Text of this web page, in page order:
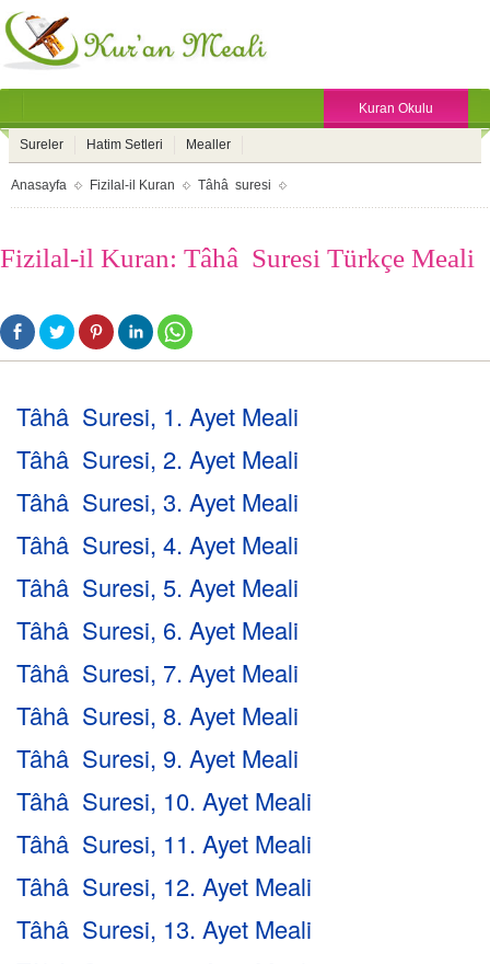
Kuran Okulu
Sureler Hatim Setleri Mealler
Anasayfa Fizilal-il Kuran Tâhâ suresi
Fizilal-il Kuran: Tâhâ Suresi Türkçe Meali
Tâhâ Suresi, 1. Ayet Meali
Tâhâ Suresi, 2. Ayet Meali
Tâhâ Suresi, 3. Ayet Meali
Tâhâ Suresi, 4. Ayet Meali
Tâhâ Suresi, 5. Ayet Meali
Tâhâ Suresi, 6. Ayet Meali
Tâhâ Suresi, 7. Ayet Meali
Tâhâ Suresi, 8. Ayet Meali
Tâhâ Suresi, 9. Ayet Meali
Tâhâ Suresi, 10. Ayet Meali
Tâhâ Suresi, 11. Ayet Meali
Tâhâ Suresi, 12. Ayet Meali
Tâhâ Suresi, 13. Ayet Meali